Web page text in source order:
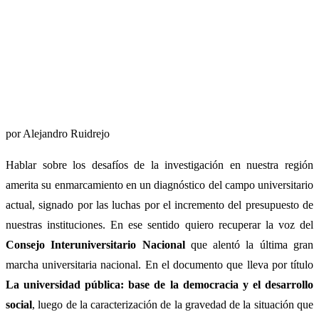
por Alejandro Ruidrejo
Hablar sobre los desafíos de la investigación en nuestra región
amerita su enmarcamiento en un diagnóstico del campo universitario
actual, signado por las luchas por el incremento del presupuesto de
nuestras instituciones. En ese sentido quiero recuperar la voz del
Consejo Interuniversitario Nacional que alentó la última gran
marcha universitaria nacional. En el documento que lleva por título
La universidad pública: base de la democracia y el desarrollo
social, luego de la caracterización de la gravedad de la situación que